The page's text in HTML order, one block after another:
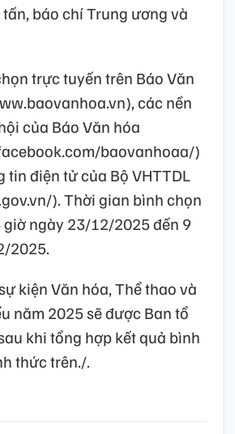
báo chí Trung ương và
trực tuyến trên Báo Văn
các nền
của Báo Văn hóa
baovanhoaa/)
tin điện tử của Bộ VHTTDL
). Thời gian bình chọn
ngày 23/12/2025 đến 9
2025.
kiện Văn hóa, Thể thao và
năm 2025 sẽ được Ban tổ
khi tổng hợp kết quả bình
thức trên./.